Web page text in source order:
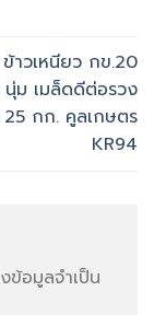
าวเหนียว กข.20
นุ่ม เมล็ดดีต่อรวง
กก. คูลเกษตร
KR94
ข้อมูลจำเป็น